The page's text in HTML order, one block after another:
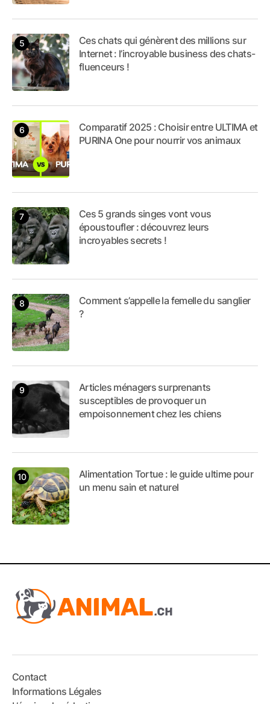
Ces chats qui génèrent des millions sur
Internet : l’incroyable business des chats-
fluenceurs !
Comparatif 2025 : Choisir entre ULTIMA et
PURINA One pour nourrir vos animaux
Ces 5 grands singes vont vous
époustoufler : découvrez leurs
incroyables secrets !
Comment s’appelle la femelle du sanglier
?
Articles ménagers surprenants
susceptibles de provoquer un
empoisonnement chez les chiens
Alimentation Tortue : le guide ultime pour
un menu sain et naturel
Contact
Informations Légales